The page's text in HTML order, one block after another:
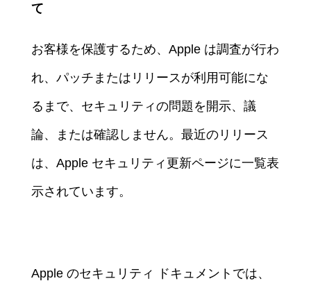
て
お客様を保護するため、Apple は調査が行わ
れ、パッチまたはリリースが利用可能にな
るまで、セキュリティの問題を開示、議
論、または確認しません。最近のリリース
は、Apple セキュリティ更新ページに一覧表
示されています。
Apple のセキュリティ ドキュメントでは、